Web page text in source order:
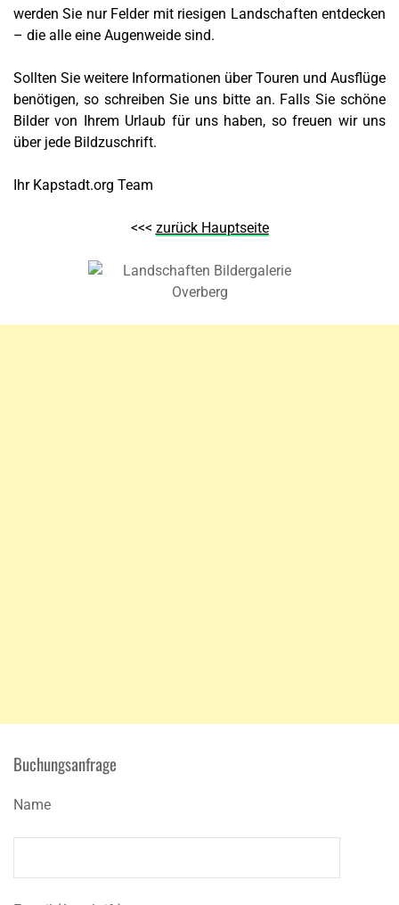
werden Sie nur Felder mit riesigen Landschaften entdecken
– die alle eine Augenweide sind.
Sollten Sie weitere Informationen über Touren und Ausflüge
benötigen, so schreiben Sie uns bitte an. Falls Sie schöne
Bilder von Ihrem Urlaub für uns haben, so freuen wir uns
über jede Bildzuschrift.
Ihr Kapstadt.org Team
<<< zurück Hauptseite
Buchungsanfrage
Name